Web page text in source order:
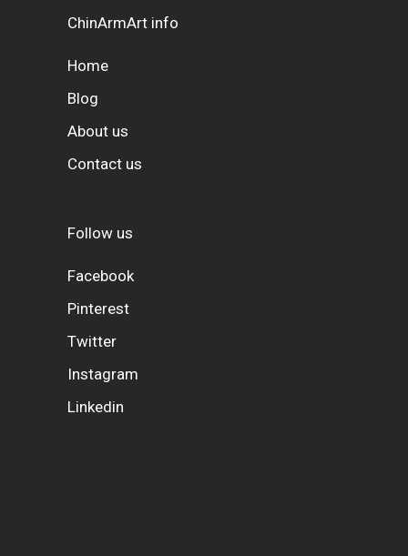
ChinArmArt info
Home
Blog
About us
Contact us
Follow us
Facebook
Pinterest
Twitter
Instagram
Linkedin